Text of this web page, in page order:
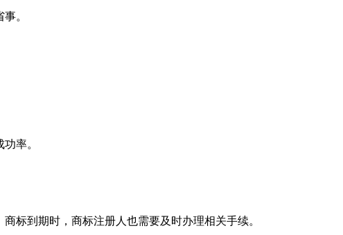
。
率。
商标到期时，商标注册人也需要及时办理相关手续。